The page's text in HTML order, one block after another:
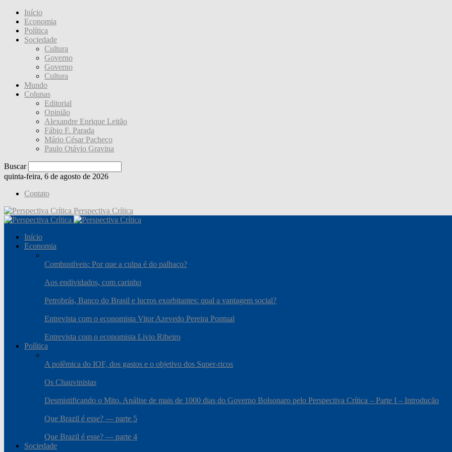
Início
Economia
Política
Sociedade
Cultura
Governo
Governo
Cultura
Mundo
Colunas
Editorial
Opinião
Alexandre Enrique Leitão
Fábio F. Parada
Mário César Pacheco
Paulo Otávio Gravina
Buscar
quinta-feira, 6 de agosto de 2026
Contato
Perspectiva Crítica
Início
Economia
Combustíveis: Por que a culpa é do palhaço?
Aos endividados, com carinho
Petrobrás, Banco do Brasil e lucros exorbitantes: qual a vantagem social?
Entrevista com o economista Vitor Azevedo Pereira Pontual
Entrevista com o economista Livio Ribeiro
Política
A polêmica do IOF, dos gastos e o objetivo dos Super-ricos
Os Chauvinistas
Desmistificando o Mito. Análise de mais de 1000 dias do Governo Bolsonaro pelo Perspectiva Crítica – Parte I – Introdução
Que Brazil é esse? — parte 5
Que Brazil é esse? — parte 4
Sociedade